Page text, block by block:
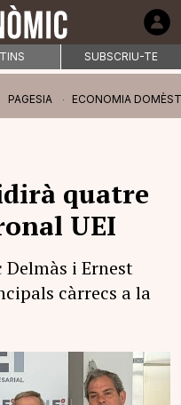
SUBSCRIU-TE
PAGESIA ECONOMIA
quatre
UEI
Delmàs i Ernest
càrrecs a la